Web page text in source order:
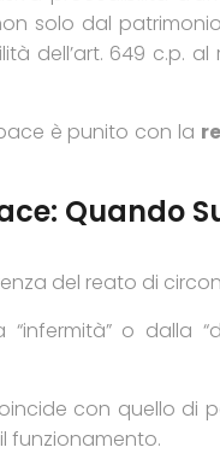
solo dal
dell’art. 649
è punito con la
Quando
del reato di
“infermità” o dalla
con quello di
funzionamento.